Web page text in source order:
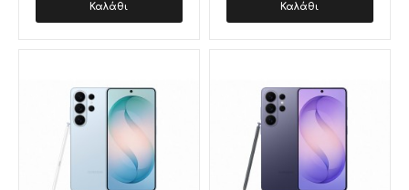
Καλάθι Καλάθι